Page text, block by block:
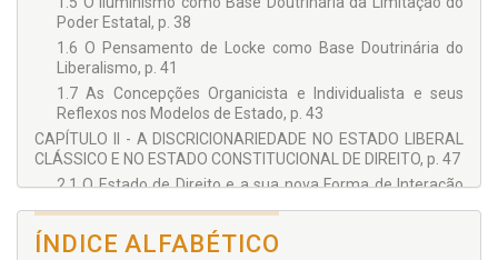
Poder Estatal, p. 38
1.6 O Pensamento de Locke como Base Doutrinária do
Liberalismo, p. 41
1.7 As Concepções Organicista e Individualista e seus
Reflexos nos Modelos de Estado, p. 43
CAPÍTULO II - A DISCRICIONARIEDADE NO ESTADO LIBERAL
CLÁSSICO E NO ESTADO CONSTITUCIONAL DE DIREITO, p. 47
2.1 O Estado de Direito e a sua nova Forma de Interação
2.2 A Discricionariedade Administrativa no Estado Liberal
Clássico, p. 49
ÍNDICE ALFABÉTICO